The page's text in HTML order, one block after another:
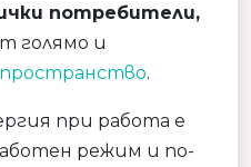
потребители,
голямо и
.
при работа е
режим и по-